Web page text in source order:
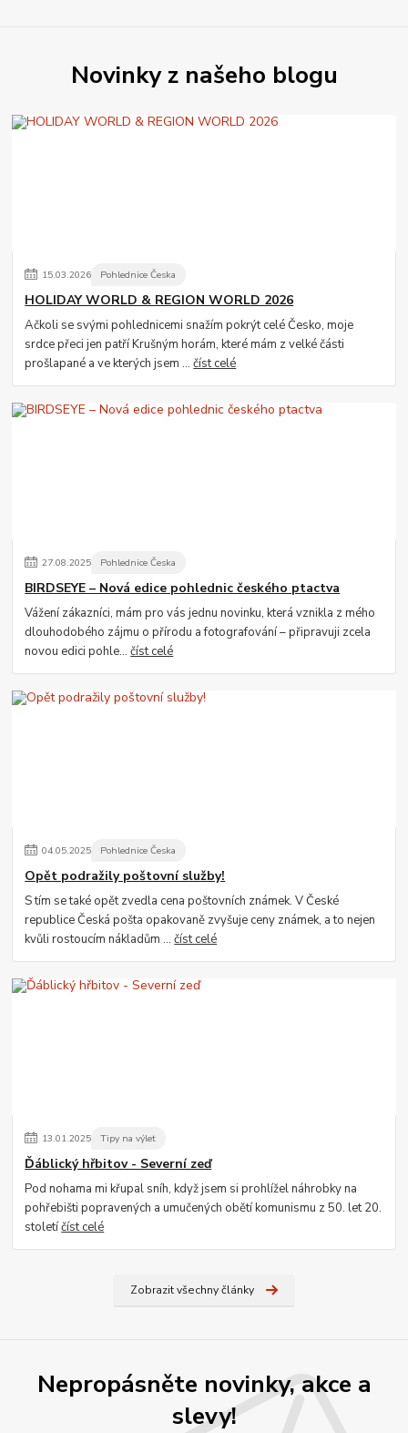
Novinky z našeho blogu
15.03.2026 Pohlednice Česka
HOLIDAY WORLD & REGION WORLD 2026
Ačkoli se svými pohlednicemi snažím pokrýt celé Česko, moje
srdce přeci jen patří Krušným horám, které mám z velké části
prošlapané a ve kterých jsem ...číst celé
27.08.2025 Pohlednice Česka
BIRDSEYE – Nová edice pohlednic českého ptactva
Vážení zákazníci, mám pro vás jednu novinku, která vznikla z mého
dlouhodobého zájmu o přírodu a fotografování – připravuji zcela
novou edici pohle...číst celé
04.05.2025 Pohlednice Česka
Opět podražily poštovní služby!
S tím se také opět zvedla cena poštovních známek. V České
republice Česká pošta opakovaně zvyšuje ceny známek, a to nejen
kvůli rostoucím nákladům ...číst celé
13.01.2025 Tipy na výlet
Ďáblický hřbitov - Severní zeď
Pod nohama mi křupal sníh, když jsem si prohlížel náhrobky na
pohřebišti popravených a umučených obětí komunismu z 50. let 20.
stoletíčíst celé
Zobrazit všechny články
Nepropásněte novinky, akce a
slevy!